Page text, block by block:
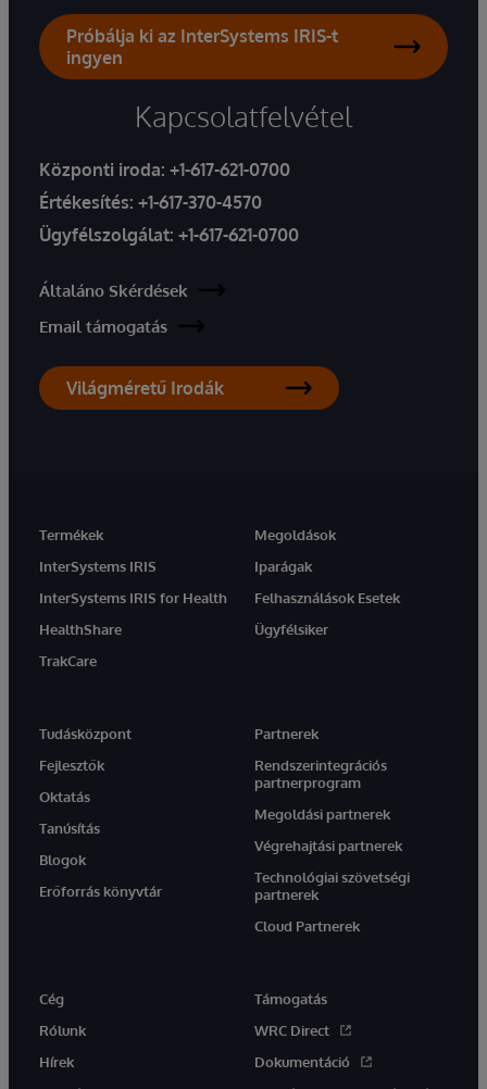
Próbálja ki az InterSystems IRIS-t
ingyen
Kapcsolatfelvétel
Központi iroda: +1-617-621-0700
Értékesítés: +1-617-370-4570
Ügyfélszolgálat: +1-617-621-0700
Általáno Skérdések
Email támogatás
Világméretű Irodák
Termékek
InterSystems IRIS
InterSystems IRIS for Health
HealthShare
TrakCare
Megoldások
Iparágak
Felhasználások Esetek
Ügyfélsiker
Tudásközpont
Fejlesztők
Oktatás
Tanúsítás
Blogok
Erőforrás könyvtár
Partnerek
Rendszerintegrációs
partnerprogram
Megoldási partnerek
Végrehajtási partnerek
Technológiai szövetségi
partnerek
Cloud Partnerek
Cég
Rólunk
Hírek
Támogatás
WRC Direct
Dokumentáció